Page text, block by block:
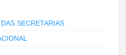
SECRETARIAS